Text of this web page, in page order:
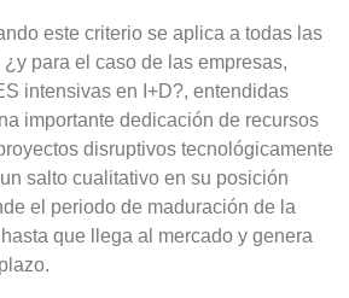
este criterio se aplica a todas las
para el caso de las empresas,
intensivas en I+D?, entendidas
importante dedicación de recursos
disruptivos tecnológicamente
salto cualitativo en su posición
el periodo de maduración de la
que llega al mercado y genera